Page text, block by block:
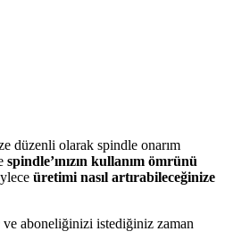
düzenli olarak spindle onarım
spindle’ınızın kullanım ömrünü
üretimi nasıl artırabileceğinize
ve aboneliğinizi istediğiniz zaman